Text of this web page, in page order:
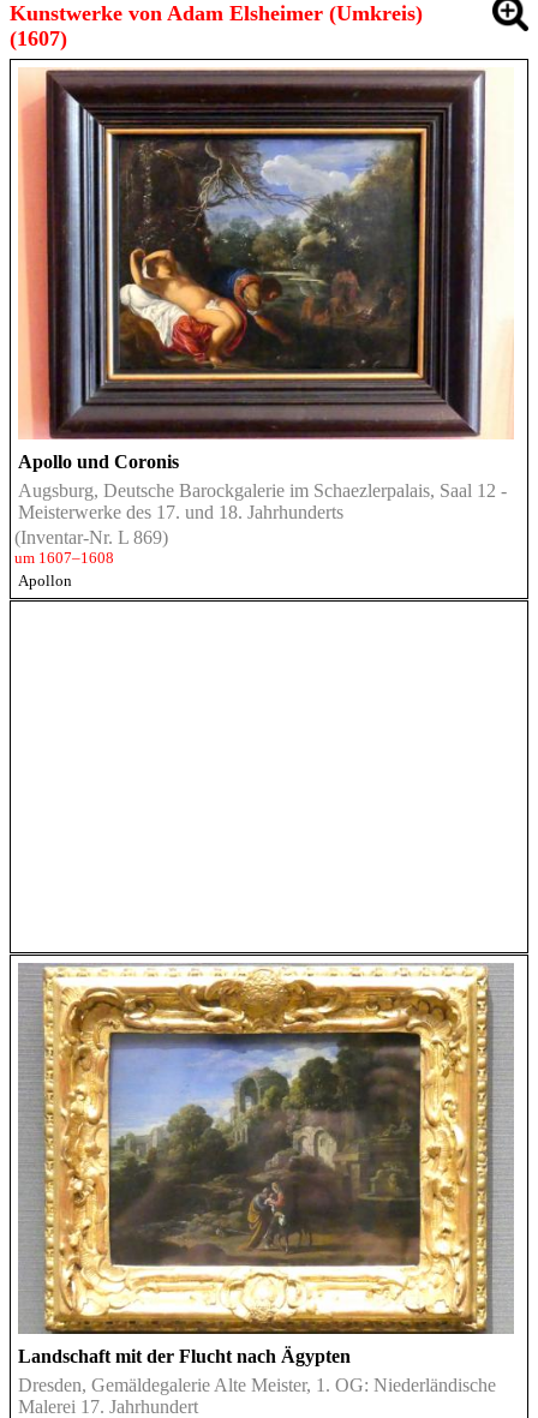
Kunstwerke von Adam Elsheimer (Umkreis)
(1607)
Apollo und Coronis
Augsburg, Deutsche Barockgalerie im Schaezlerpalais, Saal 12 -
Meisterwerke des 17. und 18. Jahrhunderts
(Inventar-Nr. L 869)
um 1607–1608
Apollon
Landschaft mit der Flucht nach Ägypten
Dresden, Gemäldegalerie Alte Meister, 1. OG: Niederländische
Malerei 17. Jahrhundert